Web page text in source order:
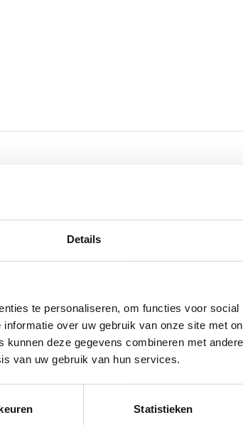
Details
te personaliseren, om functies voor
over uw gebruik van onze site met
deze gegevens combineren met
van uw gebruik van hun services.
Statistieken